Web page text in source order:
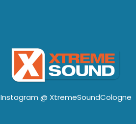
Instagram @ XtremeSoundCologne